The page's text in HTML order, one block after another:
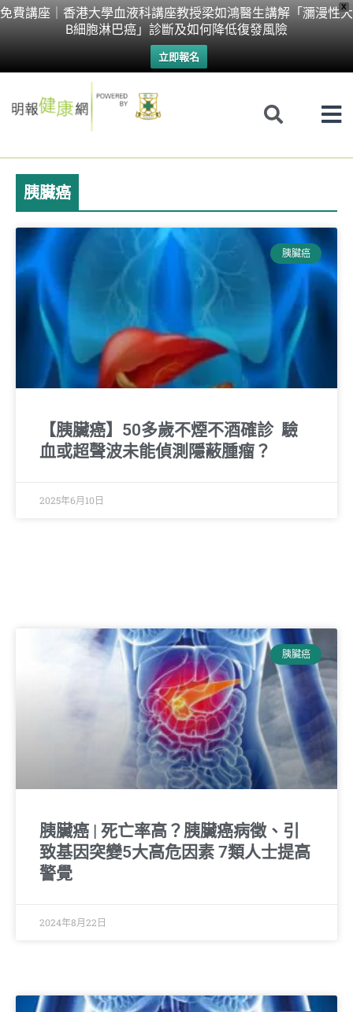
X
免費講座｜香港大學血液科講座教授梁如鴻醫生講解「瀰漫性大
B細胞淋巴癌」診斷及如何降低復發風險
立即報名
Skip
胰臟癌
胰臟癌
【胰臟癌】50多歲不煙不酒確診 驗
血或超聲波未能偵測隱蔽腫瘤？
2025年6月10日
胰臟癌
胰臟癌 | 死亡率高？胰臟癌病徵、引
致基因突變5大高危因素 7類人士提高
警覺
2024年8月22日